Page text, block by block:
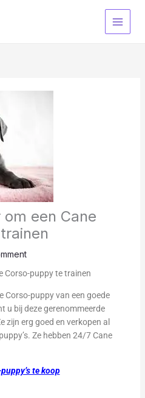
een ​​Cane
Corso-puppy te trainen
Corso-puppy van een goede
u bij deze gerenommeerde
zijn erg goed en verkopen al
Ze hebben 24/7 Cane
te koop